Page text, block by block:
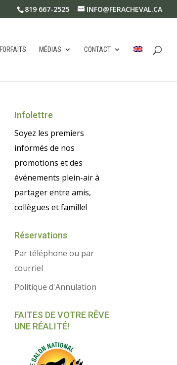
819 667-2525 INFO@FERACHEVAL.CA
FORFAITS MÉDIAS CONTACT
Infolettre
Soyez les premiers
informés de nos
promotions et des
événements plein-air à
partager entre amis,
collègues et famille!
Réservations
Par téléphone ou par
courriel
Politique d'Annulation
FAITES DE VOTRE RÊVE
UNE RÉALITÉ!